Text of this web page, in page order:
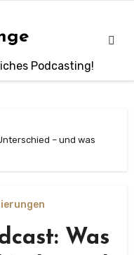
Podcasting!
– und was
Was